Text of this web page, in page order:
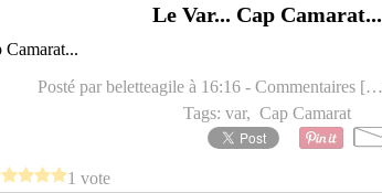
Le Var... Cap Camarat...
Posté par beletteagile à 16:16 - Commentaires […
Tags: var, Cap Camarat
1 vote